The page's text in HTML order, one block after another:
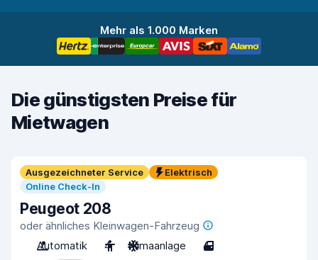
Mehr als 1.000 Marken
Die günstigsten Preise für
Mietwagen
Ausgezeichneter Service
Elektrisch
Online Check-In
Peugeot 208
oder ähnliches Kleinwagen-Fahrzeug
Automatik
4 Klimaanlage 4